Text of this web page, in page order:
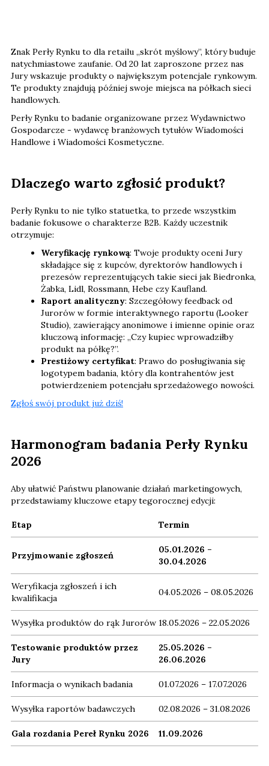
Znak Perły Rynku to dla retailu „skrót myślowy”, który buduje
natychmiastowe zaufanie. Od 20 lat zaproszone przez nas
Jury wskazuje produkty o największym potencjale rynkowym.
Te produkty znajdują później swoje miejsca na półkach sieci
handlowych.
Perły Rynku to badanie organizowane przez Wydawnictwo
Gospodarcze - wydawcę branżowych tytułów Wiadomości
Handlowe i Wiadomości Kosmetyczne.
Dlaczego warto zgłosić produkt?
Perły Rynku to nie tylko statuetka, to przede wszystkim
badanie fokusowe o charakterze B2B. Każdy uczestnik
otrzymuje:
Weryfikację rynkową: Twoje produkty oceni Jury
składające się z kupców, dyrektorów handlowych i
prezesów reprezentujących takie sieci jak Biedronka,
Żabka, Lidl, Rossmann, Hebe czy Kaufland.
Raport analityczny: Szczegółowy feedback od
Jurorów w formie interaktywnego raportu (Looker
Studio), zawierający anonimowe i imienne opinie oraz
kluczową informację: „Czy kupiec wprowadziłby
produkt na półkę?”.
Prestiżowy certyfikat: Prawo do posługiwania się
logotypem badania, który dla kontrahentów jest
potwierdzeniem potencjału sprzedażowego nowości.
Zgłoś swój produkt już dziś!
Harmonogram badania Perły Rynku
2026
Aby ułatwić Państwu planowanie działań marketingowych,
przedstawiamy kluczowe etapy tegorocznej edycji:
Etap Termin
Przyjmowanie zgłoszeń
05.01.2026 –
30.04.2026
Weryfikacja zgłoszeń i ich
kwalifikacja
04.05.2026 – 08.05.2026
Wysyłka produktów do rąk Jurorów 18.05.2026 – 22.05.2026
Testowanie produktów przez
Jury
25.05.2026 –
26.06.2026
Informacja o wynikach badania 01.07.2026 – 17.07.2026
Wysyłka raportów badawczych 02.08.2026 – 31.08.2026
Gala rozdania Pereł Rynku 2026 11.09.2026